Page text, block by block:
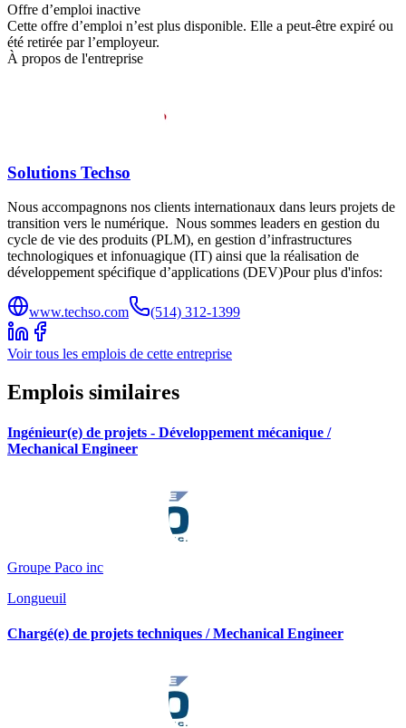
Offre d’emploi inactive
Cette offre d’emploi n’est plus disponible. Elle a peut-être expiré ou
été retirée par l’employeur.
À propos de l'entreprise
Solutions Techso
Nous accompagnons nos clients internationaux dans leurs projets de
transition vers le numérique. Nous sommes leaders en gestion du
cycle de vie des produits (PLM), en gestion d’infrastructures
technologiques et infonuagique (IT) ainsi que la réalisation de
développement spécifique d’applications (DEV)Pour plus d'infos:
www.techso.com (514) 312-1399
Voir tous les emplois de cette entreprise
Emplois similaires
Ingénieur(e) de projets - Développement mécanique /
Mechanical Engineer
Groupe Paco inc
Longueuil
Chargé(e) de projets techniques / Mechanical Engineer